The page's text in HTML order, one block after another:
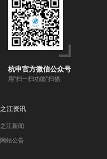
杭申官方微信公众号
用“扫一扫功能”扫描
之江资讯
之江新闻
网站公告